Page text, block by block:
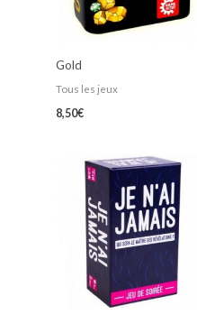
Gold
Tous les jeux
8,50€